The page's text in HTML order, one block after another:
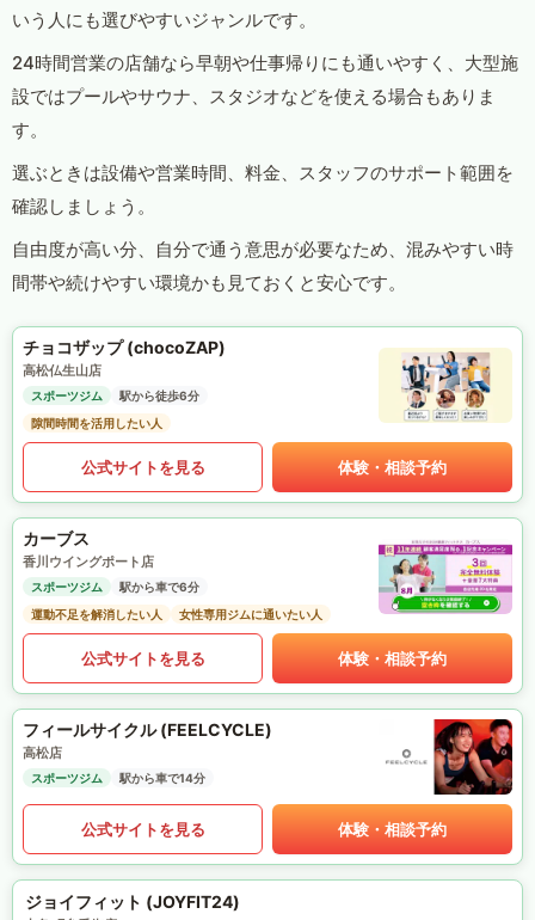
いう人にも選びやすいジャンルです。
24時間営業の店舗なら早朝や仕事帰りにも通いやすく、大型施
設ではプールやサウナ、スタジオなどを使える場合もありま
す。
選ぶときは設備や営業時間、料金、スタッフのサポート範囲を
確認しましょう。
自由度が高い分、自分で通う意思が必要なため、混みやすい時
間帯や続けやすい環境かも見ておくと安心です。
チョコザップ (chocoZAP)
高松仏生山店
スポーツジム
駅から徒歩6分
隙間時間を活用したい人
公式サイトを見る 体験・相談予約
カーブス
香川ウイングポート店
スポーツジム
駅から車で6分
運動不足を解消したい人
女性専用ジムに通いたい人
公式サイトを見る 体験・相談予約
フィールサイクル (FEELCYCLE)
高松店
スポーツジム 駅から車で14分
公式サイトを見る 体験・相談予約
ジョイフィット (JOYFIT24)